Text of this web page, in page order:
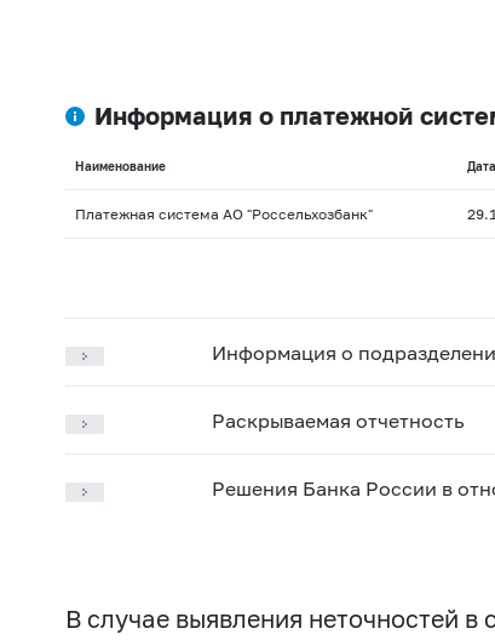
Информация о платежной
Наименование
Платежная система АО "Россельхозбанк"
Информация о
Раскрываемая отчетность
Решения Банка России в
В случае выявления неточностей